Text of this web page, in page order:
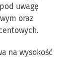
uwagę
oraz
na wysokość